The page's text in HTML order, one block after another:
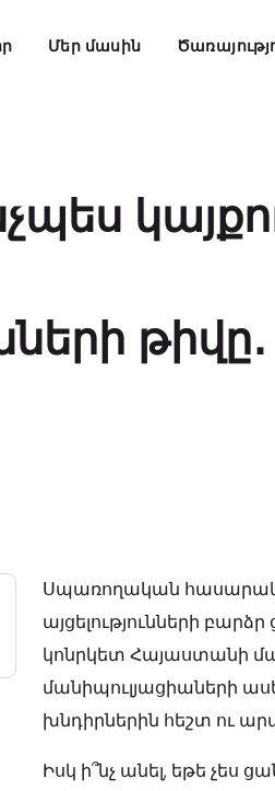
Մեր մասին
թիվը․
Սպառողական
այցելությունների
կոնրկետ Հայաստանի
մանիպուլյացիաների
խնդիրներին հեշտ ու
Իսկ ի՞նչ անել, եթե չես